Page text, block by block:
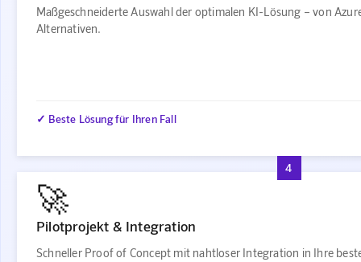
Maßgeschneiderte Auswahl der optimalen KI-Lösung – von
Alternativen.
✓ Beste Lösung für Ihren Fall
4
🚀
Pilotprojekt & Integration
Schneller Proof of Concept mit nahtloser Integration in Ihre